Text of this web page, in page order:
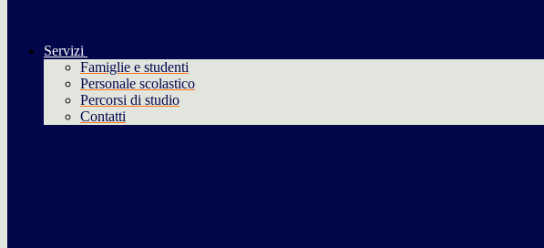
Servizi
Famiglie e studenti
Personale scolastico
Percorsi di studio
Contatti